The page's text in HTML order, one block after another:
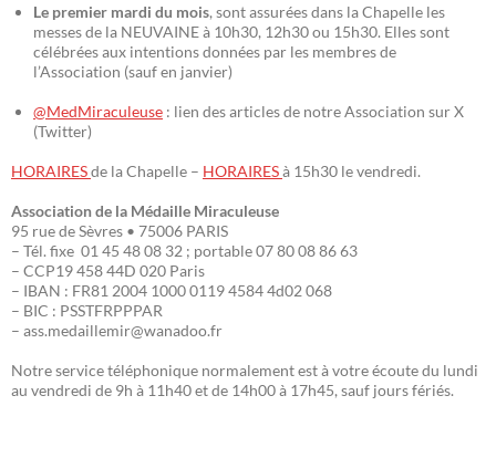
Le premier mardi du mois, sont assurées dans la Chapelle les
messes de la NEUVAINE à 10h30, 12h30 ou 15h30. Elles sont
célébrées aux intentions données par les membres de
l’Association (sauf en janvier)
@MedMiraculeuse : lien des articles de notre Association sur X
(Twitter)
HORAIRESde la Chapelle – HORAIRESà 15h30 le vendredi.
Association de la Médaille Miraculeuse
95 rue de Sèvres • 75006 PARIS
– Tél. fixe 01 45 48 08 32 ; portable 07 80 08 86 63
– CCP19 458 44D 020 Paris
– IBAN : FR81 2004 1000 0119 4584 4d02 068
– BIC : PSSTFRPPPAR
– ass.medaillemir@wanadoo.fr
Notre service téléphonique normalement est à votre écoute du lundi
au vendredi de 9h à 11h40 et de 14h00 à 17h45, sauf jours fériés.